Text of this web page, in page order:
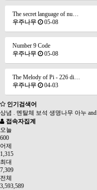
The secret language of nu…
우주나무
05-08
Number 9 Code
우주나무
05-08
The Melody of Pi - 226 di…
우주나무
04-03
인기검색어
상념 . 멘탈체 보석 생명나무 아누 and
접속자집계
오늘
600
어제
1,315
최대
7,309
전체
3,593,589